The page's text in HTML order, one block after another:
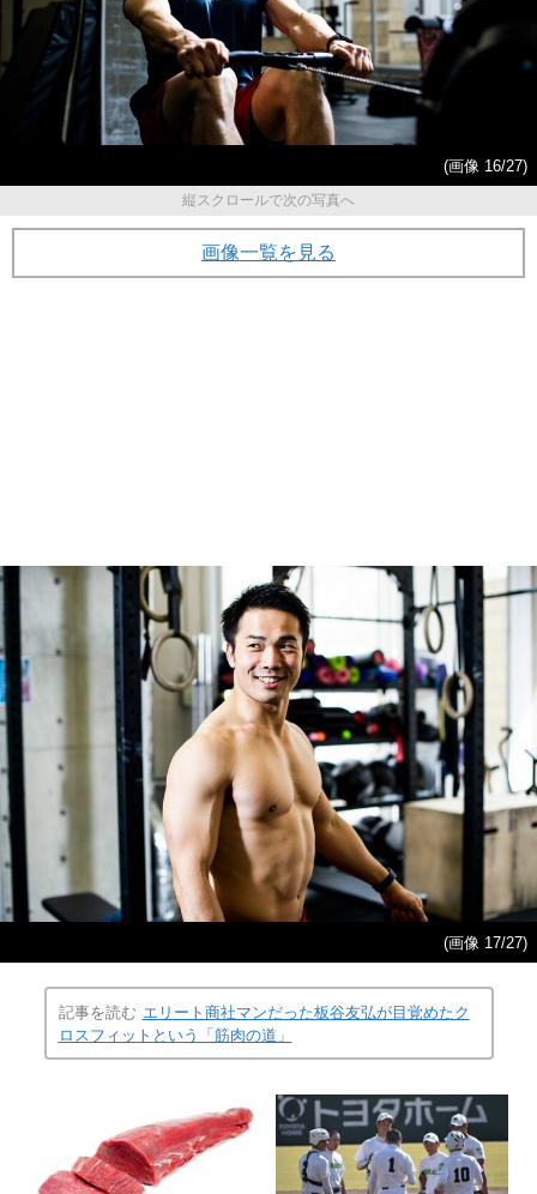
(画像 16/27)
縦スクロールで次の写真へ
画像一覧を見る
(画像 17/27)
記事を読む エリート商社マンだった板谷友弘が目覚めたク
ロスフィットという「筋肉の道」